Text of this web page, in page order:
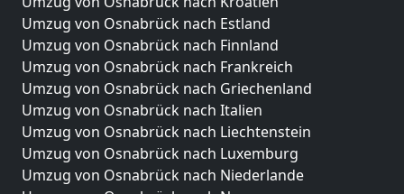
Umzug von Osnabrück nach Estland
Umzug von Osnabrück nach Finnland
Umzug von Osnabrück nach Frankreich
Umzug von Osnabrück nach Griechenland
Umzug von Osnabrück nach Italien
Umzug von Osnabrück nach Liechtenstein
Umzug von Osnabrück nach Luxemburg
Umzug von Osnabrück nach Niederlande